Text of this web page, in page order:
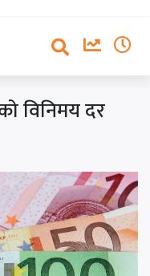
विनिमय दर